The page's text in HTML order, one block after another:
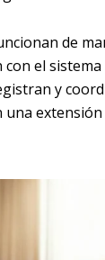
de
el
y